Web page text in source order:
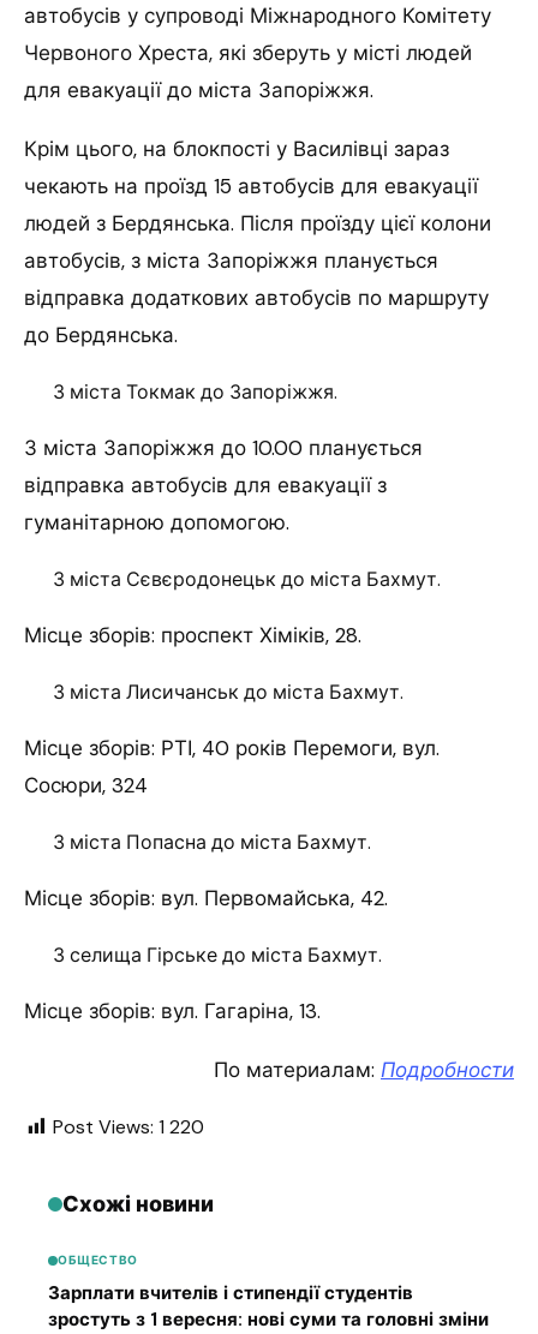
автобусів у супроводі Міжнародного Комітету
Червоного Хреста, які зберуть у місті людей
для евакуації до міста Запоріжжя.
Крім цього, на блокпості у Василівці зараз
чекають на проїзд 15 автобусів для евакуації
людей з Бердянська. Після проїзду цієї колони
автобусів, з міста Запоріжжя планується
відправка додаткових автобусів по маршруту
до Бердянська.
З міста Токмак до Запоріжжя.
З міста Запоріжжя до 10.00 планується
відправка автобусів для евакуації з
гуманітарною допомогою.
З міста Сєвєродонецьк до міста Бахмут.
Місце зборів: проспект Хіміків, 28.
З міста Лисичанськ до міста Бахмут.
Місце зборів: РТІ, 40 років Перемоги, вул.
Сосюри, 324
З міста Попасна до міста Бахмут.
Місце зборів: вул. Первомайська, 42.
З селища Гірське до міста Бахмут.
Місце зборів: вул. Гагаріна, 13.
По материалам: Подробности
Post Views: 1 220
Схожі новини
ОБЩЕСТВО
Зарплати вчителів і стипендії студентів
зростуть з 1 вересня: нові суми та головні зміни